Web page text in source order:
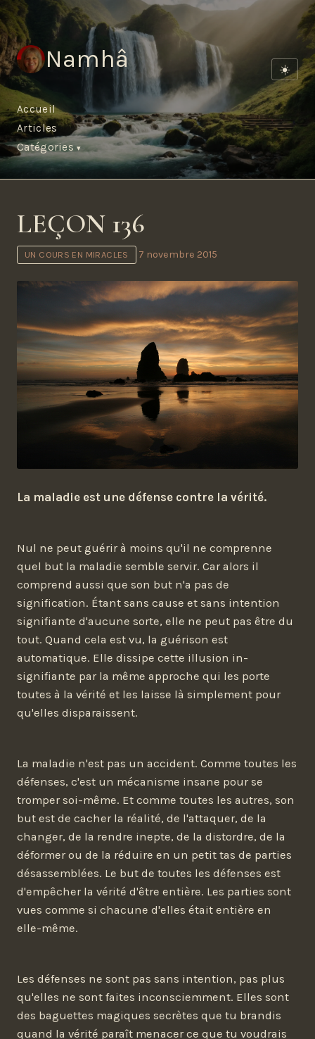
Namhâ ☀️
Accueil
Articles
Catégories
LEÇON 136
UN COURS EN MIRACLES 7 novembre 2015
La maladie est une défense contre la vérité.
Nul ne peut guérir à moins qu'il ne comprenne
quel but la maladie semble servir. Car alors il
comprend aussi que son but n'a pas de
signification. Étant sans cause et sans intention
signifiante d'aucune sorte, elle ne peut pas être du
tout. Quand cela est vu, la guérison est
automatique. Elle dissipe cette illusion in-
signifiante par la même approche qui les porte
toutes à la vérité et les laisse là simplement pour
qu'elles disparaissent.
La maladie n'est pas un accident. Comme toutes les
défenses, c'est un mécanisme insane pour se
tromper soi-même. Et comme toutes les autres, son
but est de cacher la réalité, de l'attaquer, de la
changer, de la rendre inepte, de la distordre, de la
déformer ou de la réduire en un petit tas de parties
désassemblées. Le but de toutes les défenses est
d'empêcher la vérité d'être entière. Les parties sont
vues comme si chacune d'elles était entière en
elle-même.
Les défenses ne sont pas sans intention, pas plus
qu'elles ne sont faites inconsciemment. Elles sont
des baguettes magiques secrètes que tu brandis
quand la vérité paraît menacer ce que tu voudrais